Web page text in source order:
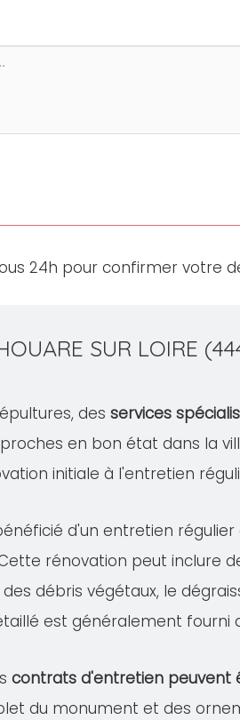
24h pour confirmer votre
SUR LOIRE
des services
en bon état dans la
initiale à l'entretien
d'un entretien
rénovation peut inclure
débris végétaux, le
est généralement
contrats d'entretien peuvent
du monument et des